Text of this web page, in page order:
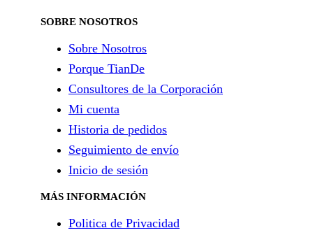
SOBRE NOSOTROS
Sobre Nosotros
Porque TianDe
Consultores de la Corporación
Mi cuenta
Historia de pedidos
Seguimiento de envío
Inicio de sesión
MÁS INFORMACIÓN
Politica de Privacidad